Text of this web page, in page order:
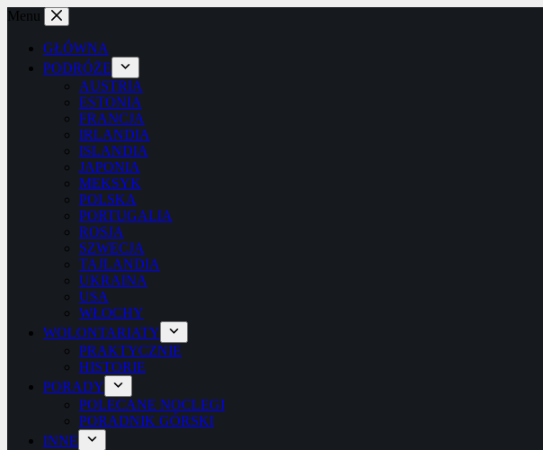
Przejdź
treści
Menu
GŁÓWNA
PODRÓŻE
AUSTRIA
ESTONIA
FRANCJA
IRLANDIA
ISLANDIA
JAPONIA
MEKSYK
POLSKA
PORTUGALIA
ROSJA
SZWECJA
TAJLANDIA
UKRAINA
USA
WŁOCHY
WOLONTARIATY
PRAKTYCZNIE
HISTORIE
PORADY
POLECANE NOCLEGI
PORADNIK GÓRSKI
INNE